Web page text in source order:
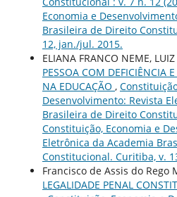
Economia e
Brasileira de Direito
12, jan./jul. 2015.
ELIANA FRANCO NEME,
PESSOA COM DEFICIÊNCIA
NA EDUCAÇÃO ,
Desenvolvimento: Revista
Brasileira de Direito
Constituição, Economia e
Eletrônica da Academia
Constitucional. Curitiba, v.
Francisco de Assis do Rego
LEGALIDADE PENAL